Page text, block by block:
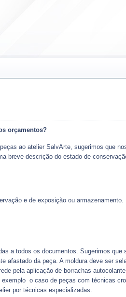
orçamentos?
ao atelier SalvArte, sugerimos que
breve descrição do estado de
e de exposição ou armazenamento.
a todos os documentos. Sugerimos que
afastado da peça. A moldura deve ser
pela aplicação de borrachas
o caso de peças com técnicas
por técnicas especializadas.